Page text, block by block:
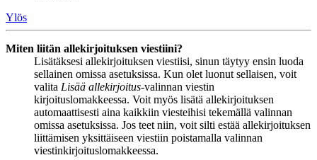
Ylös
Miten liitän allekirjoituksen viestiini?
Lisätäksesi allekirjoituksen viestiisi, sinun täytyy ensin luoda
sellainen omissa asetuksissa. Kun olet luonut sellaisen, voit
valita Lisää allekirjoitus-valinnan viestin
kirjoituslomakkeessa. Voit myös lisätä allekirjoituksen
automaattisesti aina kaikkiin viesteihisi tekemällä valinnan
omissa asetuksissa. Jos teet niin, voit silti estää allekirjoituksen
liittämisen yksittäiseen viestiin poistamalla valinnan
viestinkirjoituslomakkeessa.